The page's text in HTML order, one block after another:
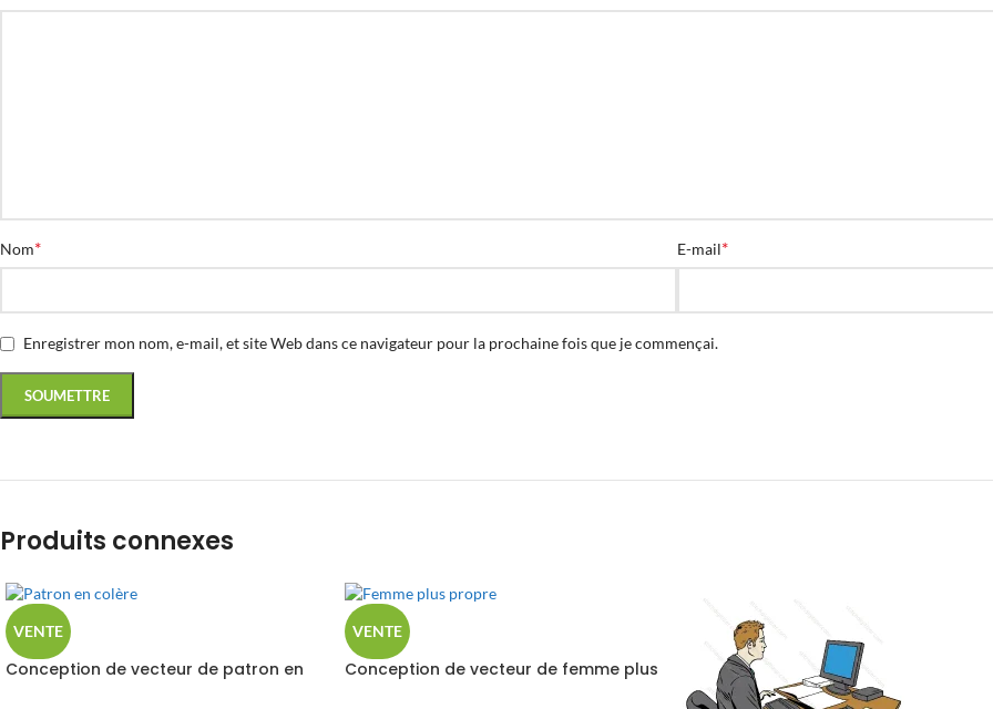
Nom* E-mail*
Enregistrer mon nom, e-mail, et site Web dans ce navigateur pour la prochaine fois que je commençai.
Produits connexes
VENTE
Conception de vecteur de patron en
VENTE
Conception de vecteur de femme plus